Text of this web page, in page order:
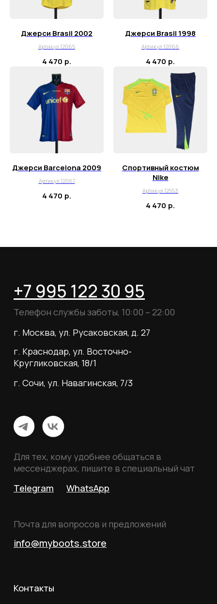
Джерси Brasil 2002
Артикул 12065
4 470 р.
Джерси Brasil 1998
Артикул 12066
4 470 р.
Джерси Barcelona 2009
Артикул 12067
4 470 р.
Спортивный костюм
Nike
Артикул 12553
4 470 р.